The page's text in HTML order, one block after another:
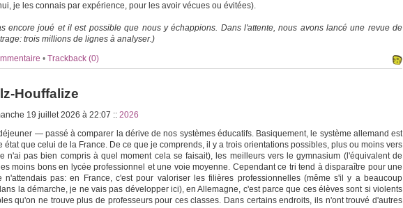
je les connais par expérience, pour les avoir vécues ou évitées).
encore joué et il est possible que nous y échappions. Dans l'attente, nous avons lancé une revue de
trois millions de lignes à analyser.)
• Trackback (0)
Houffalize
19 juillet 2026 à 22:07 :: 2026
— passé à comparer la dérive de nos systèmes éducatifs. Basiquement, le système allemand est
état que celui de la France. De ce que je comprends, il y a trois orientations possibles, plus ou moins vers
n'ai pas bien compris à quel moment cela se faisait), les meilleurs vers le gymnasium (l'équivalent de
moins bons en lycée professionnel et une voie moyenne. Cependant ce tri tend à disparaître pour une
n'attendais pas: en France, c'est pour valoriser les filières professionnelles (même s'il y a beaucoup
la démarche, je ne vais pas développer ici), en Allemagne, c'est parce que ces élèves sont si violents
qu'on ne trouve plus de professeurs pour ces classes. Dans certains endroits, ils n'ont trouvé d'autres